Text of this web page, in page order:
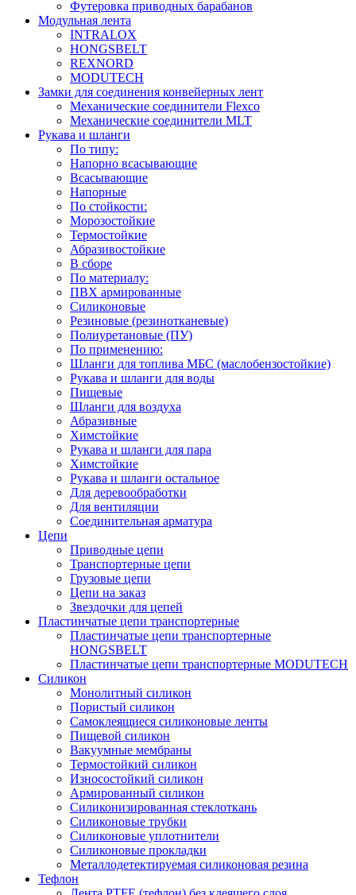
Футеровка приводных барабанов
Модульная лента
INTRALOX
HONGSBELT
REXNORD
MODUTECH
Замки для соединения конвейерных лент
Механические соединители Flexco
Механические соединители MLT
Рукава и шланги
По типу:
Напорно всасывающие
Всасывающие
Напорные
По стойкости:
Морозостойкие
Термостойкие
Абразивостойкие
В сборе
По материалу:
ПВХ армированные
Силиконовые
Резиновые (резинотканевые)
Полиуретановые (ПУ)
По применению:
Шланги для топлива МБС (маслобензостойкие)
Рукава и шланги для воды
Пищевые
Шланги для воздуха
Абразивные
Химстойкие
Рукава и шланги для пара
Химстойкие
Рукава и шланги остальное
Для деревообработки
Для вентиляции
Соединительная арматура
Цепи
Приводные цепи
Транспортерные цепи
Грузовые цепи
Цепи на заказ
Звездочки для цепей
Пластинчатые цепи транспортерные
Пластинчатые цепи транспортерные
HONGSBELT
Пластинчатые цепи транспортерные MODUTECH
Силикон
Монолитный силикон
Пористый силикон
Самоклеящиеся силиконовые ленты
Пищевой силикон
Вакуумные мембраны
Термостойкий силикон
Износостойкий силикон
Армированный силикон
Силиконизированная стеклоткань
Силиконовые трубки
Силиконовые уплотнители
Силиконовые прокладки
Металлодетектируемая силиконовая резина
Тефлон